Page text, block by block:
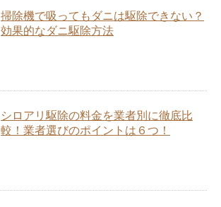
掃除機で吸ってもダニは駆除できない？
効果的なダニ駆除方法
シロアリ駆除の料金を業者別に徹底比
較！業者選びのポイントは６つ！